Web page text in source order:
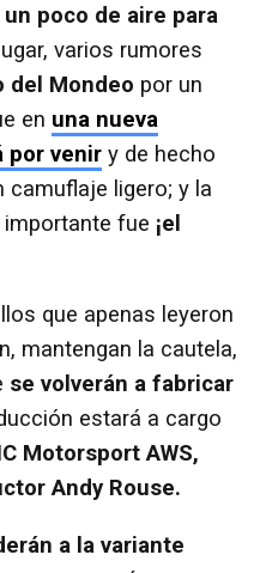
poco de aire para
varios rumores
del Mondeo por un
en una nueva
por venir y de hecho
camuflaje ligero; y la
fue ¡el
que apenas leyeron
mantengan la cautela,
se volverán a fabricar
estará a cargo
Motorsport AWS,
Andy Rouse.
a la variante